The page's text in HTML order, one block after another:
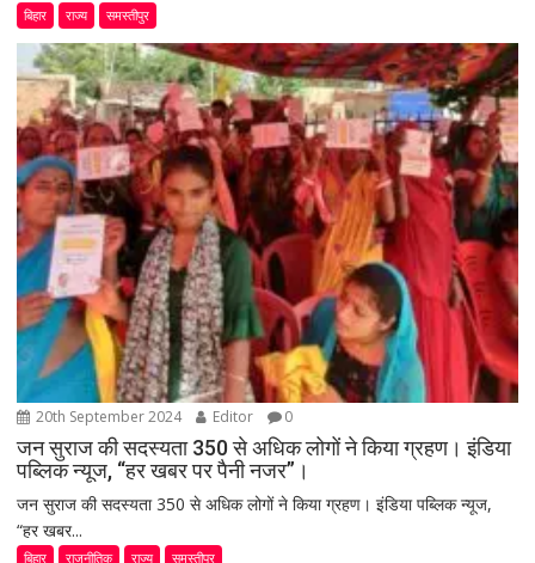
बिहार राज्य समस्तीपुर
20th September 2024 Editor 0
जन सुराज की सदस्यता 350 से अधिक लोगों ने किया ग्रहण। इंडिया
पब्लिक न्यूज, “हर खबर पर पैनी नजर”।
जन सुराज की सदस्यता 350 से अधिक लोगों ने किया ग्रहण। इंडिया पब्लिक न्यूज,
“हर खबर...
बिहार राजनीतिक राज्य समस्तीपुर